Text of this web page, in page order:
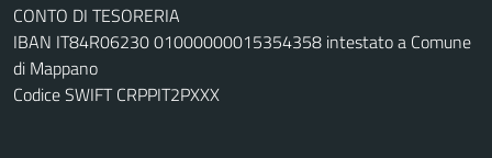
CONTO DI TESORERIA
IBAN IT84R06230 01000000015354358 intestato a Comune
di Mappano
Codice SWIFT CRPPIT2PXXX